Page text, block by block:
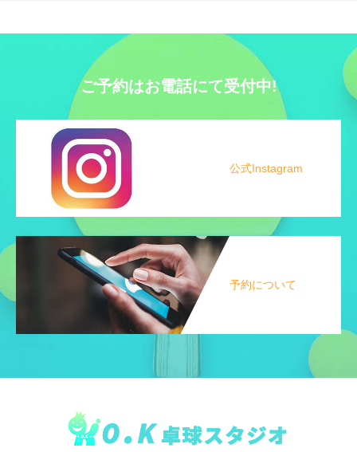
ご予約はお電話にて受付中!
公式Instagram
予約について